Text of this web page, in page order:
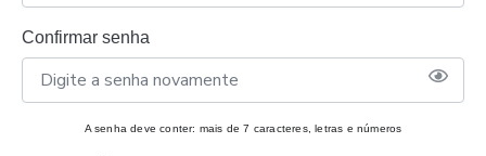
Confirmar senha
A senha deve conter: mais de 7 caracteres, letras e números